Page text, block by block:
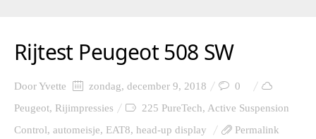
Rijtest Peugeot 508 SW
DoorYvette zondag, december 9, 2018
0
Peugeot, Rijimpressies 225 PureTech, Active Suspension
Control, automeisje, EAT8, head-up display Permalink